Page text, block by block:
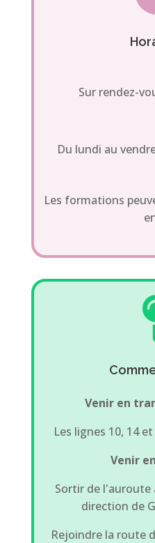
Sur rendez-
Du lundi au
Les formations
Venir en
Les lignes 10, 14
Venir
Sortir de l'auroute
direction de
Rejoindre la route